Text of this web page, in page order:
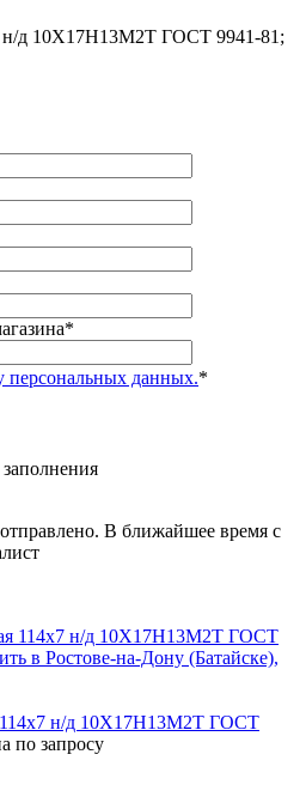
н/д 10Х17Н13М2Т ГОСТ 9941-81;
*
персональных данных.*
В ближайшее время с
н/д 10Х17Н13М2Т ГОСТ
по запросу